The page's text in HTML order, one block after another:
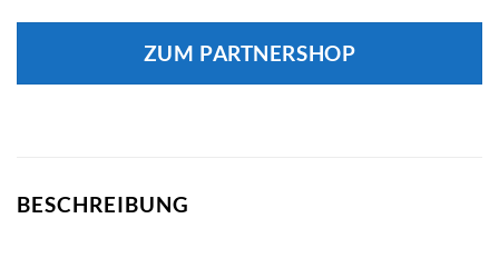
ZUM PARTNERSHOP
BESCHREIBUNG